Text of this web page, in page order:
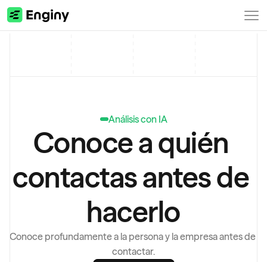
Análisis con IA
Conoce a quién
contactas antes de
hacerlo
Conoce profundamente a la persona y la empresa antes de
contactar.